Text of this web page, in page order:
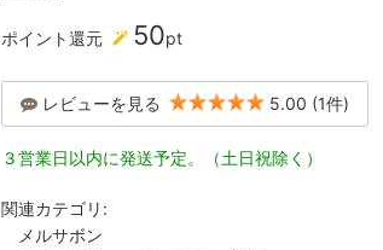
ポイント還元 50pt
レビューを見る 5.00 (1件)
３営業日以内に発送予定。（土日祝除く）
関連カテゴリ:
メルサボン